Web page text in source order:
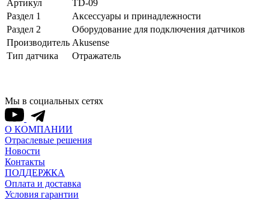
Артикул
TD-09
Раздел 1
Аксессуары и принадлежности
Раздел 2
Оборудование для подключения датчиков
Производитель Akusense
Тип датчика
Отражатель
Мы в социальных сетях
О КОМПАНИИ
Отраслевые решения
Новости
Контакты
ПОДДЕРЖКА
Оплата и доставка
Условия гарантии